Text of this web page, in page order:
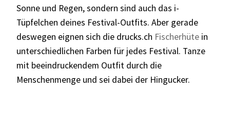
Sonne und Regen, sondern sind auch das i-
Tüpfelchen deines Festival-Outfits. Aber gerade
deswegen eignen sich die drucks.ch Fischerhüte in
unterschiedlichen Farben für jedes Festival. Tanze
mit beeindruckendem Outfit durch die
Menschenmenge und sei dabei der Hingucker.